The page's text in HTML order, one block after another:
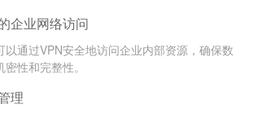
企业网络访问
以通过VPN安全地访问企业内部资源，确保数
密性和完整性。
理